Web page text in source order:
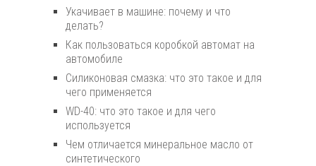
Укачивает в машине: почему и что
делать?
Как пользоваться коробкой автомат на
автомобиле
Силиконовая смазка: что это такое и для
чего применяется
WD-40: что это такое и для чего
используется
Чем отличается минеральное масло от
синтетического